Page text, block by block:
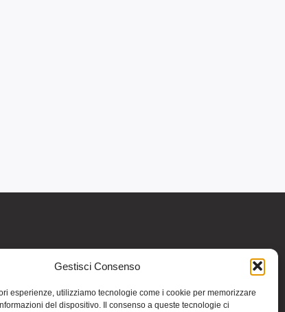
Gestisci Consenso
esperienze, utilizziamo tecnologie come i cookie per memorizzare
del dispositivo. Il consenso a queste tecnologie ci
generale e non intendono in
o interrompere alcuna terapia o
(nemmeno “naturali”) senza una